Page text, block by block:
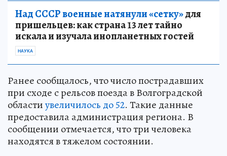
Над СССР военные натянули «сетку»для
пришельцев: как страна 13 лет тайно
искала и изучала инопланетных гостей
НАУКА
Ранее сообщалось, что число пострадавших
при сходе с рельсов поезда в Волгоградской
областиувеличилось до 52. Такие данные
предоставила администрация региона. В
сообщении отмечается, что три человека
находятся в тяжелом состоянии.